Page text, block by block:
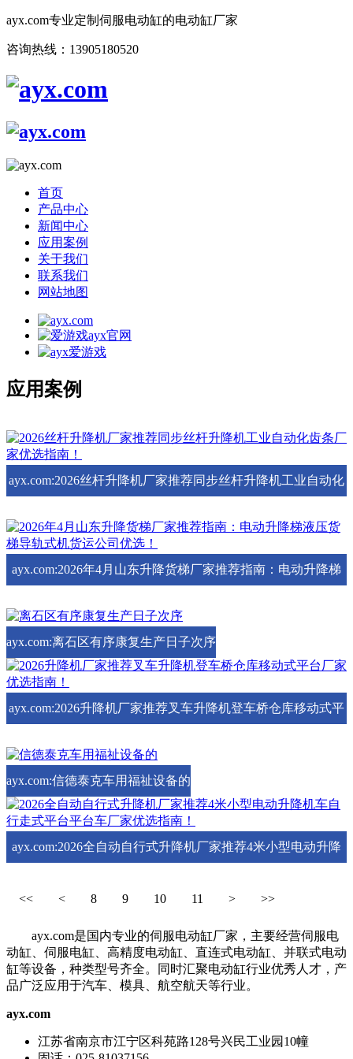
ayx.com专业定制伺服电动缸的电动缸厂家
咨询热线：13905180520
首页
产品中心
新闻中心
应用案例
关于我们
联系我们
网站地图
应用案例
ayx.com:2026丝杆升降机厂家推荐同步丝杆升降机工业自动化
ayx.com:2026年4月山东升降货梯厂家推荐指南：电动升降梯
ayx.com:离石区有序康复生产日子次序
ayx.com:2026升降机厂家推荐叉车升降机登车桥仓库移动式平
ayx.com:信德泰克车用福祉设备的
ayx.com:2026全自动自行式升降机厂家推荐4米小型电动升降
<<
< 8 9 10 11 > >>
ayx.com是国内专业的伺服电动缸厂家，主要经营伺服电
动缸、伺服电缸、高精度电动缸、直连式电动缸、并联式电动
缸等设备，种类型号齐全。同时汇聚电动缸行业优秀人才，产
品广泛应用于汽车、模具、航空航天等行业。
ayx.com
江苏省南京市江宁区科苑路128号兴民工业园10幢